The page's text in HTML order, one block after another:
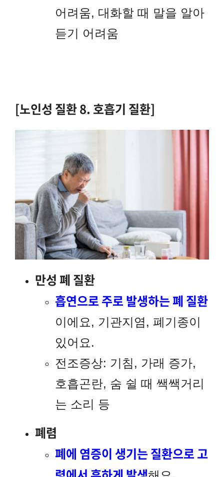
어려움, 대화할 때 말을 알아
듣기 어려움
[노인성 질환 8. 호흡기 질환]
만성 폐 질환
흡연으로 주로 발생하는 폐 질환
이에요, 기관지염, 폐기종이
있어요.
전조증상: 기침, 가래 증가,
호흡곤란, 숨 쉴 때 쌕쌕거리
는 소리 등
폐렴
폐에 염증이 생기는 질환으로 고